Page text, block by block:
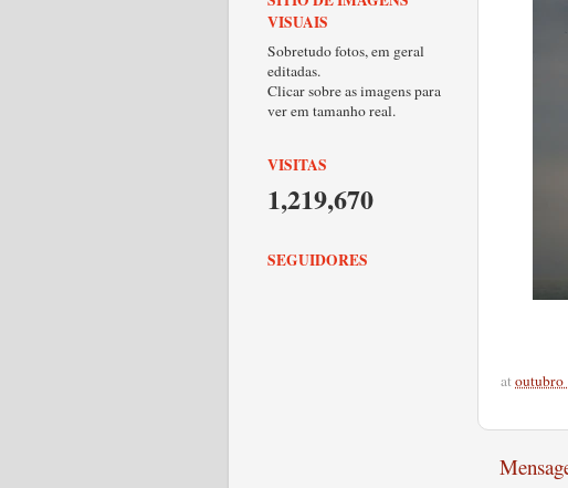
atoutubro
VISUAIS
Sobretudo fotos, em geral
editadas.
Clicar sobre as imagens para
ver em tamanho real.
VISITAS
1,219,670
SEGUIDORES